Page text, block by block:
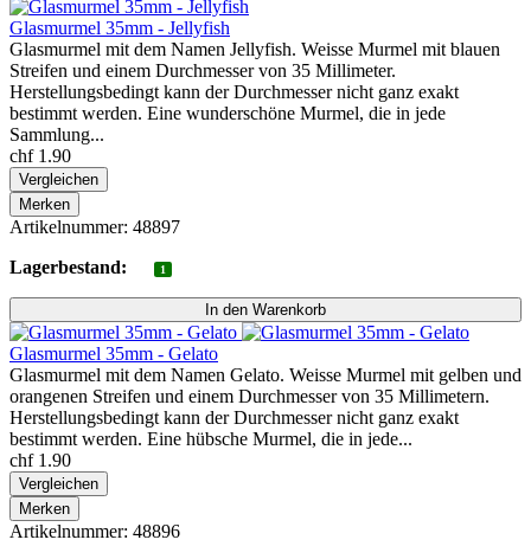
Glasmurmel 35mm - Jellyfish
Glasmurmel mit dem Namen Jellyfish. Weisse Murmel mit blauen
Streifen und einem Durchmesser von 35 Millimeter.
Herstellungsbedingt kann der Durchmesser nicht ganz exakt
bestimmt werden. Eine wunderschöne Murmel, die in jede
Sammlung...
chf 1.90
Vergleichen
Merken
Artikelnummer: 48897
Lagerbestand:
1
Glasmurmel 35mm - Gelato
Glasmurmel mit dem Namen Gelato. Weisse Murmel mit gelben und
orangenen Streifen und einem Durchmesser von 35 Millimetern.
Herstellungsbedingt kann der Durchmesser nicht ganz exakt
bestimmt werden. Eine hübsche Murmel, die in jede...
chf 1.90
Vergleichen
Merken
Artikelnummer: 48896